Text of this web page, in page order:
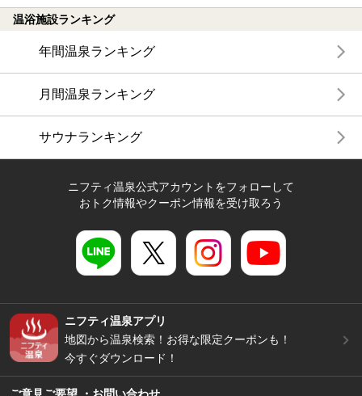
温浴施設ランキング
年間温泉ランキング
月間温泉ランキング
サウナランキング
ニフティ温泉公式アカウントをフォローして
おトク情報やクーポン情報を受け取ろう
ニフティ温泉アプリ
地図から温泉検索！お得な限定クーポンも！
今すぐダウンロード！